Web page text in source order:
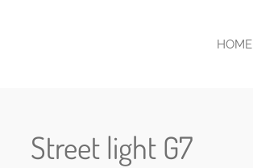
HOME
Street light G7